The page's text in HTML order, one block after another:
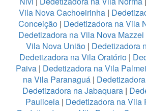
Vila Nova Cachoeirinha |
Conceição | Dedetizadora na Vila
Dedetizadora na Vila Nova Mazzei
Vila Nova União | Dedetizadora
Dedetizadora na Vila Oratório|
Paiva| Dedetizadora na Vila
na Vila Paranaguá|
Dedetizadora na Jabaquara |
Pauliceia| Dedetizadora na Vila